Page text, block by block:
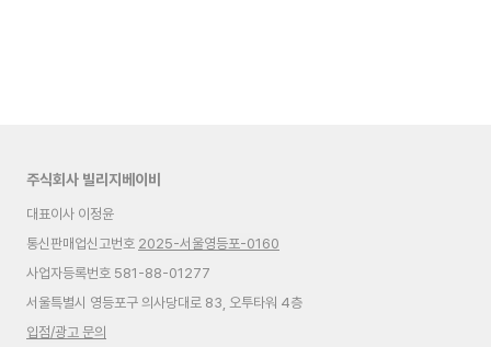
주식회사 빌리지베이비
대표이사 이정윤
통신판매업신고번호 2025-서울영등포-0160
사업자등록번호 581-88-01277
서울특별시 영등포구 의사당대로 83, 오투타워 4층
입점/광고 문의